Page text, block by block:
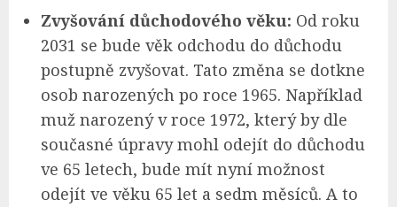
Zvyšování důchodového věku: Od roku
2031 se bude věk odchodu do důchodu
postupně zvyšovat. Tato změna se dotkne
osob narozených po roce 1965. Například
muž narozený v roce 1972, který by dle
současné úpravy mohl odejít do důchodu
ve 65 letech, bude mít nyní možnost
odejít ve věku 65 let a sedm měsíců. A to